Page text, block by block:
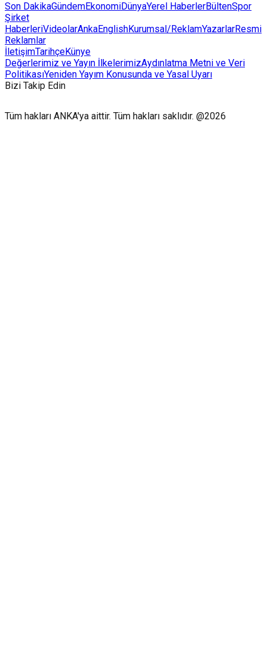
Son DakikaGündemEkonomiDünyaYerel HaberlerBültenSpor
Şirket
HaberleriVideolarAnkaEnglishKurumsal/ReklamYazarlarResmi
Reklamlar
İletişimTarihçeKünye
Değerlerimiz ve Yayın İlkelerimizAydınlatma Metni ve Veri
PolitikasıYeniden Yayım Konusunda ve Yasal Uyarı
Bizi Takip Edin
Tüm hakları ANKA'ya aittir. Tüm hakları saklıdır. @2026